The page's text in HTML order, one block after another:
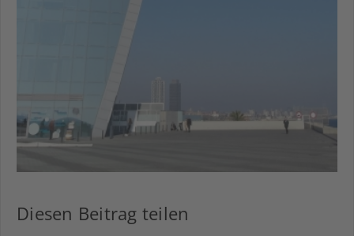
Diesen Beitrag teilen